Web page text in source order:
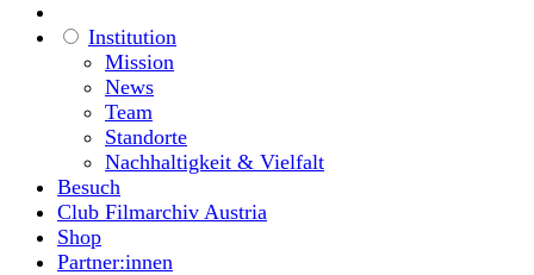
Institution
Mission
News
Team
Standorte
Nachhaltigkeit & Vielfalt
Besuch
Club Filmarchiv Austria
Shop
Partner:innen